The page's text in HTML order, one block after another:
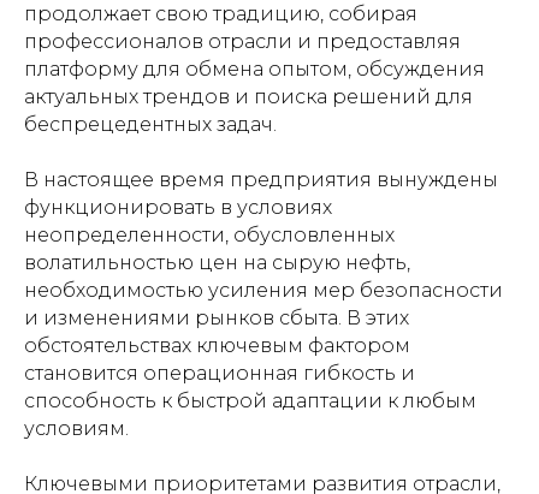
продолжает свою традицию, собирая
профессионалов отрасли и предоставляя
платформу для обмена опытом, обсуждения
актуальных трендов и поиска решений для
беспрецедентных задач.
В настоящее время предприятия вынуждены
функционировать в условиях
неопределенности, обусловленных
волатильностью цен на сырую нефть,
необходимостью усиления мер безопасности
и изменениями рынков сбыта. В этих
обстоятельствах ключевым фактором
становится операционная гибкость и
способность к быстрой адаптации к любым
условиям.
Ключевыми приоритетами развития отрасли,